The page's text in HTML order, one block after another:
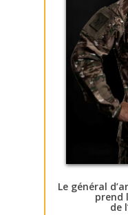
Le général
prend
de